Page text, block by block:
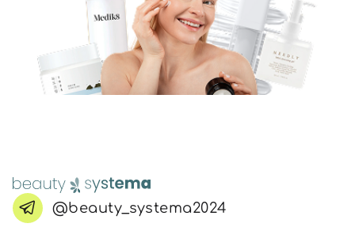
@beauty_systema2024